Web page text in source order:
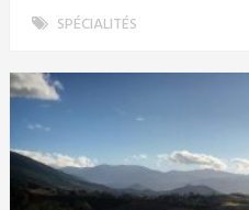
SPÉCIALITÉS